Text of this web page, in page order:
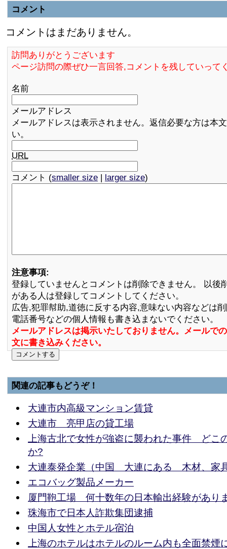
コメント
コメントはまだありません。
訪問ありがとうございます
ページ訪問の際ぜひ一言回答,コメントを残していって
名前
メールアドレス
メールアドレスは表示されません。返信必要な方は本
い。
URL
コメント (smaller size | larger size)
注意事項:
登録していませんとコメントは削除できません。 以後
がある人は登録してコメントしてください。
広告,犯罪幇助,道徳に反する内容,意味ない内容などは
電話番号などの個人情報も書き込まないでください。
メールアドレスは掲示いたしておりません。メールで
文に書き込みください。
関連の記事もどうぞ！
大連市内高級マンション賃貸
大連市 亮甲店の貸工場
上海古北で女性が強盗に襲われた事件 どこ
か?
大連泰発企業（中国 大連にある 木材、家
エコバッグ製品メーカー
厦門鞄工場 何十数年の日本輸出経験があり
珠海市で日本人詐欺集団逮捕
中国人女性とホテル宿泊
上海のホテルはホテルのルーム内も全面禁煙